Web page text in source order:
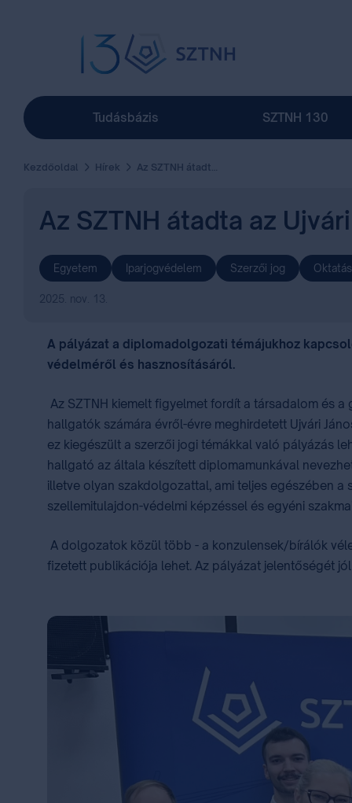
Tudásbázis SZTNH 130
Kezdőoldal Hírek Az SZTNH átadta az Ujvári János diplomadíjakat
Az SZTNH átadta az
Egyetem Iparjogvédelem Szerzői jog Oktatás
2025. nov. 13.
A pályázat a diplomadolgozati témájukhoz
védelméről és hasznosításáról.
Az SZTNH kiemelt figyelmet fordít a társadalom és
hallgatók számára évről-évre meghirdetett Ujvári
ez kiegészült a szerzői jogi témákkal való pályázás
hallgató az általa készített diplomamunkával
illetve olyan szakdolgozattal, ami teljes egészében
szellemitulajdon-védelmi képzéssel és egyéni
A dolgozatok közül több - a konzulensek/bírálók
fizetett publikációja lehet. Az pályázat jelentőségét